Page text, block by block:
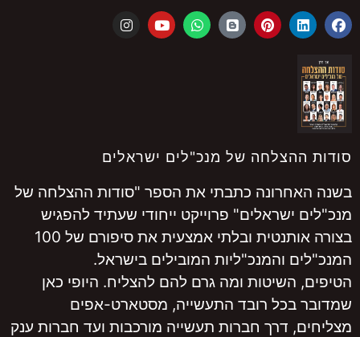
של מנכ"לים ישראלים
כתבתי את הספר "סודות ההצלחה של
ישראלים" פרוייקט ייחודי שעתיד להפגיש
בצורה אותנטית ובלתי אמצעית את סיפורם של 100
והמנכ"ליות המובילים בישראל.
השיטות ומה גרם להם להצליח. היופי כאן
בכל רובד התעשייה, מסטארט-אפים
דרך חברות תעשייה מורכבות ועד חברות ענק